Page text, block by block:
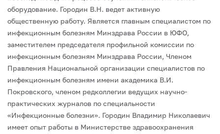
оборудование. Городин В.Н. ведет активную
общественную работу. Является главным специалистом по
инфекционным болезням Минздрава России в ЮФО,
заместителем председателя профильной комиссии по
инфекционным болезням Минздрава России, Членом
Правления Национальной организации специалистов по
инфекционным болезням имени академика В.И.
Покровского, членом редколлегии ведущих научно-
практических журналов по специальности
«Инфекционные болезни». Городин Владимир Николаевич
имеет опыт работы в Министерстве здравоохранения